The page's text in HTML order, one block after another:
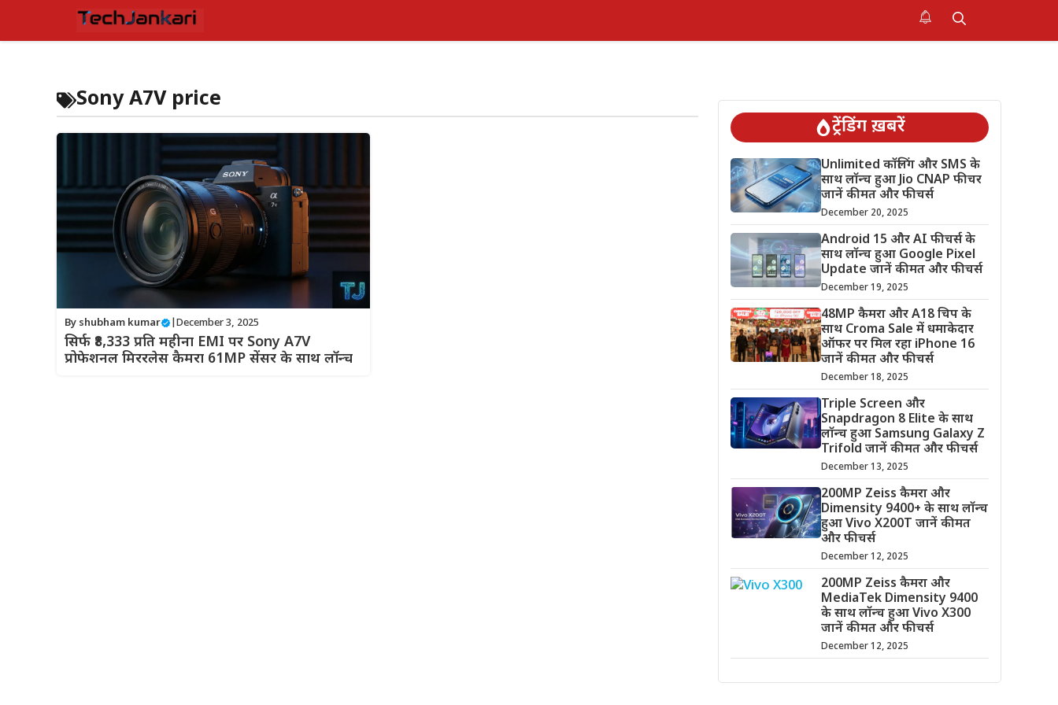
Sony A7V price
By shubham kumar December 3, 2025
सिर्फ ₹8,333 प्रति महीना EMI पर Sony A7V
प्रोफेशनल मिररलेस कैमरा 61MP सेंसर के साथ लॉन्च
ट्रेंडिंग ख़बरें
Unlimited कॉलिंग और SMS के
साथ लॉन्च हुआ Jio CNAP फीचर
जानें कीमत और फीचर्स
December 20, 2025
Android 15 और AI फीचर्स के
साथ लॉन्च हुआ Google Pixel
Update जानें कीमत और फीचर्स
December 19, 2025
48MP कैमरा और A18 चिप के
साथ Croma Sale में धमाकेदार
ऑफर पर मिल रहा iPhone 16
जानें कीमत और फीचर्स
December 18, 2025
Triple Screen और
Snapdragon 8 Elite के साथ
लॉन्च हुआ Samsung Galaxy Z
Trifold जानें कीमत और फीचर्स
December 13, 2025
200MP Zeiss कैमरा और
Dimensity 9400+ के साथ लॉन्च
हुआ Vivo X200T जानें कीमत
और फीचर्स
December 12, 2025
200MP Zeiss कैमरा और
MediaTek Dimensity 9400
के साथ लॉन्च हुआ Vivo X300
जानें कीमत और फीचर्स
December 12, 2025